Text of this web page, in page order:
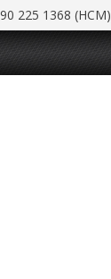
225 1368 (HCM)